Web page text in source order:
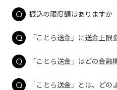
振込の限度額はありますか
「ことら送金」に送金上限
「ことら送金」はどの金融
「ことら送金」とは、どの